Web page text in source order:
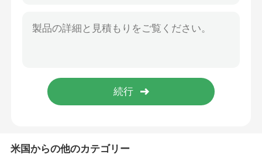
NVIDIAネットワークカード
NVIDIA 光トランシーバー
極度な無線接点
米国からの他のカテゴリー